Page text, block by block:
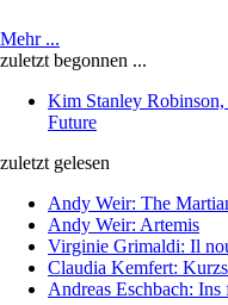
Mehr ...
zuletzt begonnen ...
Kim Stanley
Future
zuletzt gelesen
Andy Weir: The
Andy Weir: Artemis
Virginie Grimaldi: Il
Claudia Kemfert:
Andreas Eschbach: